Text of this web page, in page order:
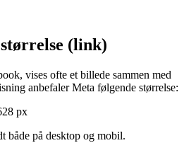
(link)
vises ofte et billede sammen med
anbefaler Meta følgende størrelse:
px
både på desktop og mobil.